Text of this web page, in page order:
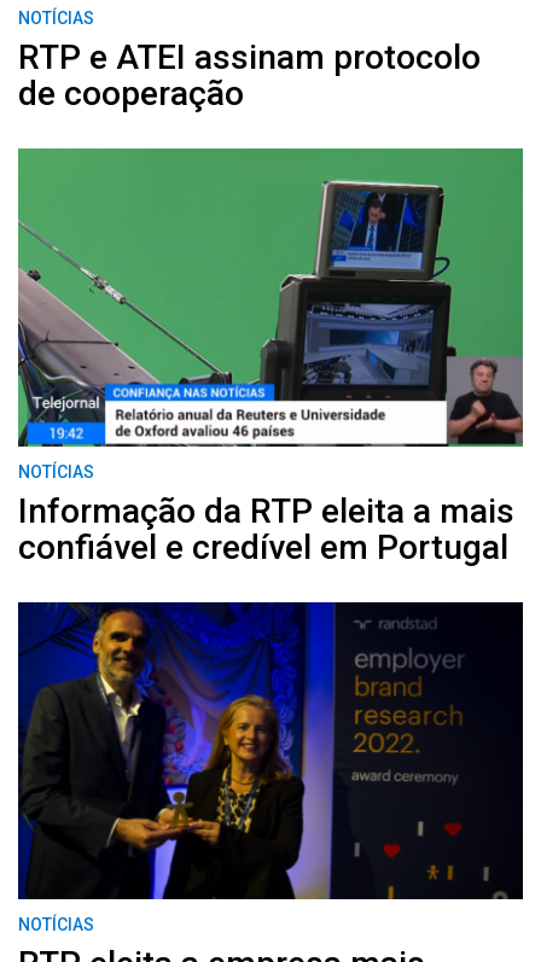
NOTÍCIAS
RTP e ATEI assinam protocolo
de cooperação
NOTÍCIAS
Informação da RTP eleita a mais
confiável e credível em Portugal
NOTÍCIAS